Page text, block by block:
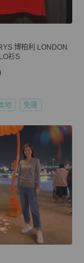
博柏利 LONDON
衫S
地 免運